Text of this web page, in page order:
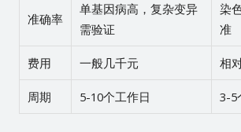
准确率
单基因病高，复杂变异
需验证
染
准
费用 一般几千元 相
周期 5-10个工作日 3-5